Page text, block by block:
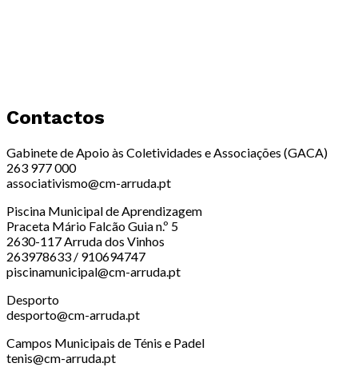
Contactos
Gabinete de Apoio às Coletividades e Associações (GACA)
263 977 000
associativismo@cm-arruda.pt
Piscina Municipal de Aprendizagem
Praceta Mário Falcão Guia n.º 5
2630-117 Arruda dos Vinhos
263978633 / 910694747
piscinamunicipal@cm-arruda.pt
Desporto
desporto@cm-arruda.pt
Campos Municipais de Ténis e Padel
tenis@cm-arruda.pt